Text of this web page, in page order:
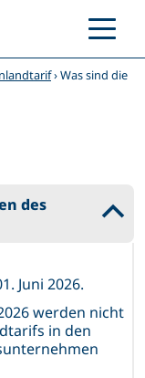
›Was sind die
B
des
Juni 2026.​
werden nicht
in den